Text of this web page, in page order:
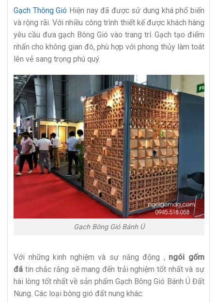
Gạch Thông Gió Hiện nay đã được sử dung khá phổ biến
và rộng rãi. Với nhiều công trình thiết kế được khách hàng
yêu cầu đưa gạch Bông Gió vào trang trí. Gạch tạo điểm
nhấn cho không gian đó, phù hợp với phong thủy làm toát
lên vẻ sang trọng phú quý.
Gạch Bông Gió Bánh Ú
Với những kinh nghiệm và sự năng động , ngói gốm
đá tin chắc rằng sẽ mang đến trải nghiệm tốt nhất và sự
hài lòng tốt nhất về sản phẩm Gạch Bông Gió Bánh Ú Đất
Nung. Các loại bông gió đất nung khác: